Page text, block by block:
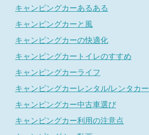
キャンピングカーあるある
キャンピングカーと風
キャンピングカーの快適化
キャンピングカートイレのすすめ
キャンピングカーライフ
キャンピングカーレンタル/レンタカー
キャンピングカー中古車選び
キャンピングカー利用の注意点